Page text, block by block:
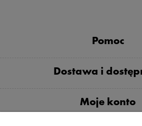
Pomoc
Dostawa i
Moje konto